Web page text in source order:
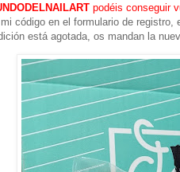
podéis conseguir
código en el formulario de
está agotada, os mandan la